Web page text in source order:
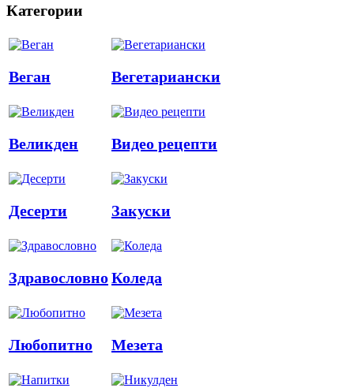
Категории
Веган Вегетариански
Великден Видео рецепти
Десерти Закуски
ЗдравословноКоледа
Любопитно Мезета